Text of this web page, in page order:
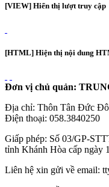
[VIEW] Hiển thị lượt truy cập
[HTML] Hiện thị nội dung
Đơn vị chủ quản:
Địa chỉ: Thôn Tân Đức
Điện thoại: 058.3840250
Giấp phép: Số 03/GP-
tỉnh Khánh Hòa cấp ngày
Liên hệ xin gửi về email: